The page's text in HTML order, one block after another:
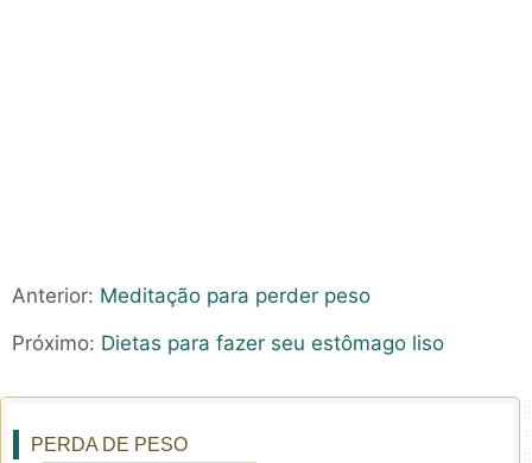
Anterior: Meditação para perder peso
Próximo: Dietas para fazer seu estômago liso
PERDA DE PESO